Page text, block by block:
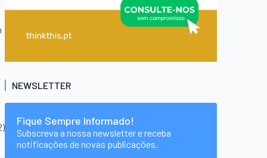
NEWSLETTER
Fique Sempre Informado!
Subscreva a nossa newsletter e receba
notificações de novas publicações.